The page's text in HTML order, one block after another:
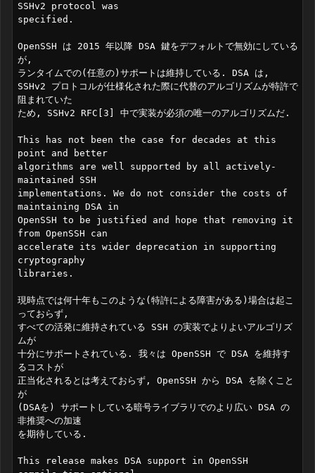
SSHv2 protocol was
specified.
OpenSSH は 2015 年以降 DSA 鍵をデフォルトで無効にしている
が,
ランタイムでの(任意の)サポートは維持している. DSA は,
SSHv2 プロトコルが仕様化された際に代替のアルゴリズムが特許で
阻まれていた
ため, SSHv2 RFC[3] 中で実装が必須の唯一のアルゴリズムだ.
This has not been the case for decades at this
point and better
algorithms are well supported by all actively-
maintained SSH
implementations. We do not consider the costs of
maintaining DSA in
OpenSSH to be justified and hope that removing it
from OpenSSH can
accelerate its wider deprecation in supporting
cryptography
libraries.
現時点では何十年もこのような(特許による障害がある)場合は起こ
っておらず,
すべての活発に維持されている SSH の実装でよりよいアルゴリズ
ムが
十分にサポートされている. 我々は OpenSSH で DSA を維持す
るコストが
正当化されるとは考えておらず, OpenSSH から DSA を除くこと
が
(DSAを) サポートしている暗号ライブラリでのより広い DSA の
非推奨への加速
を期待している.
This release makes DSA support in OpenSSH